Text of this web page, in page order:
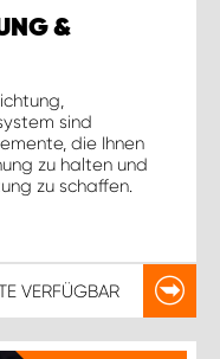
&
sind
die Ihnen
zu halten und
zu schaffen.
VERFÜGBAR